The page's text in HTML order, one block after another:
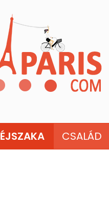
ÉJSZAKA CSALÁD